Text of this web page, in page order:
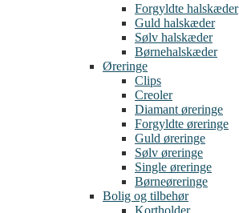
Forgyldte halskæder
Guld halskæder
Sølv halskæder
Børnehalskæder
Øreringe
Clips
Creoler
Diamant øreringe
Forgyldte øreringe
Guld øreringe
Sølv øreringe
Single øreringe
Børneøreringe
Bolig og tilbehør
Kortholder